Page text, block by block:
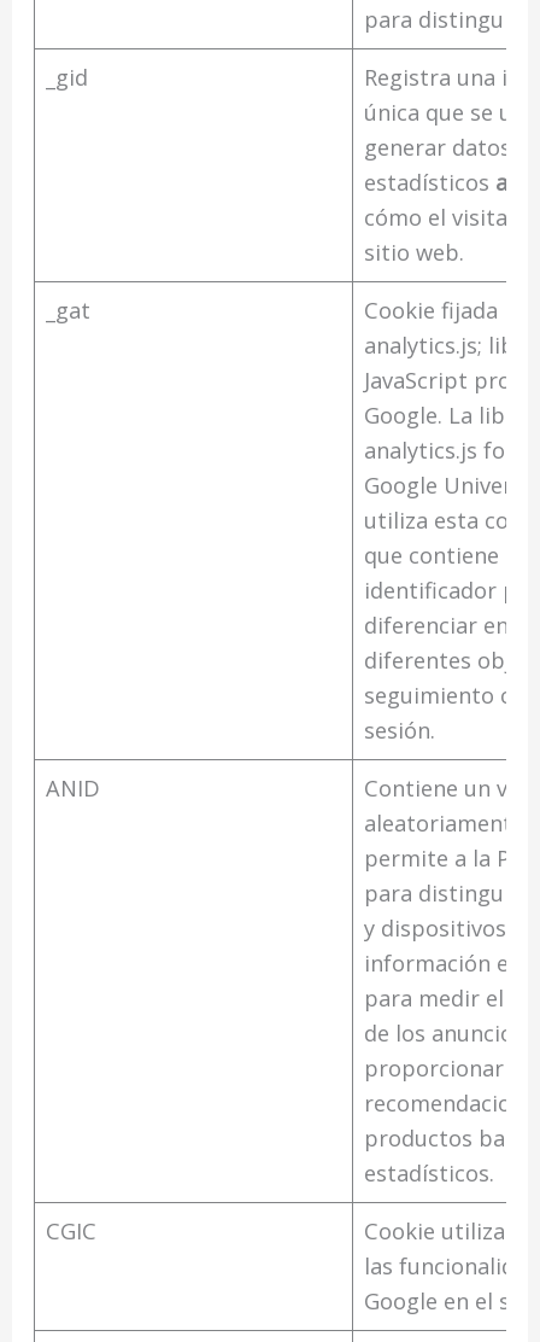
para distinguir
_gid
Registra una
única que se
generar datos
estadísticos
cómo el
sitio web.
_gat
Cookie fijada
analytics.js;
JavaScript
Google. La
analytics.js
Google
utiliza esta
que contiene un
identificador
diferenciar
diferentes
seguimiento
sesión.
ANID
Contiene un
aleatoriamente
permite a la
para distinguir
y dispositivos.
información es
para medir el
de los anuncios
proporcionar
productos
estadísticos.
CGIC
Cookie utilizada
las
Google en el